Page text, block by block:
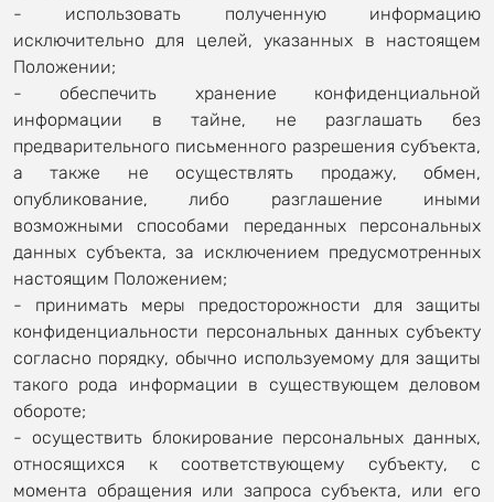
- использовать полученную информацию
исключительно для целей, указанных в настоящем
Положении;
- обеспечить хранение конфиденциальной
информации в тайне, не разглашать без
предварительного письменного разрешения субъекта,
а также не осуществлять продажу, обмен,
опубликование, либо разглашение иными
возможными способами переданных персональных
данных субъекта, за исключением предусмотренных
настоящим Положением;
- принимать меры предосторожности для защиты
конфиденциальности персональных данных субъекту
согласно порядку, обычно используемому для защиты
такого рода информации в существующем деловом
обороте;
- осуществить блокирование персональных данных,
относящихся к соответствующему субъекту, с
момента обращения или запроса субъекта, или его